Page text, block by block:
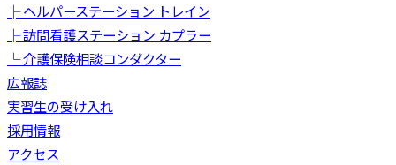
├ ヘルパーステーション トレイン
├ 訪問看護ステーション カプラー
└ 介護保険相談コンダクター
広報誌
実習生の受け入れ
採用情報
アクセス